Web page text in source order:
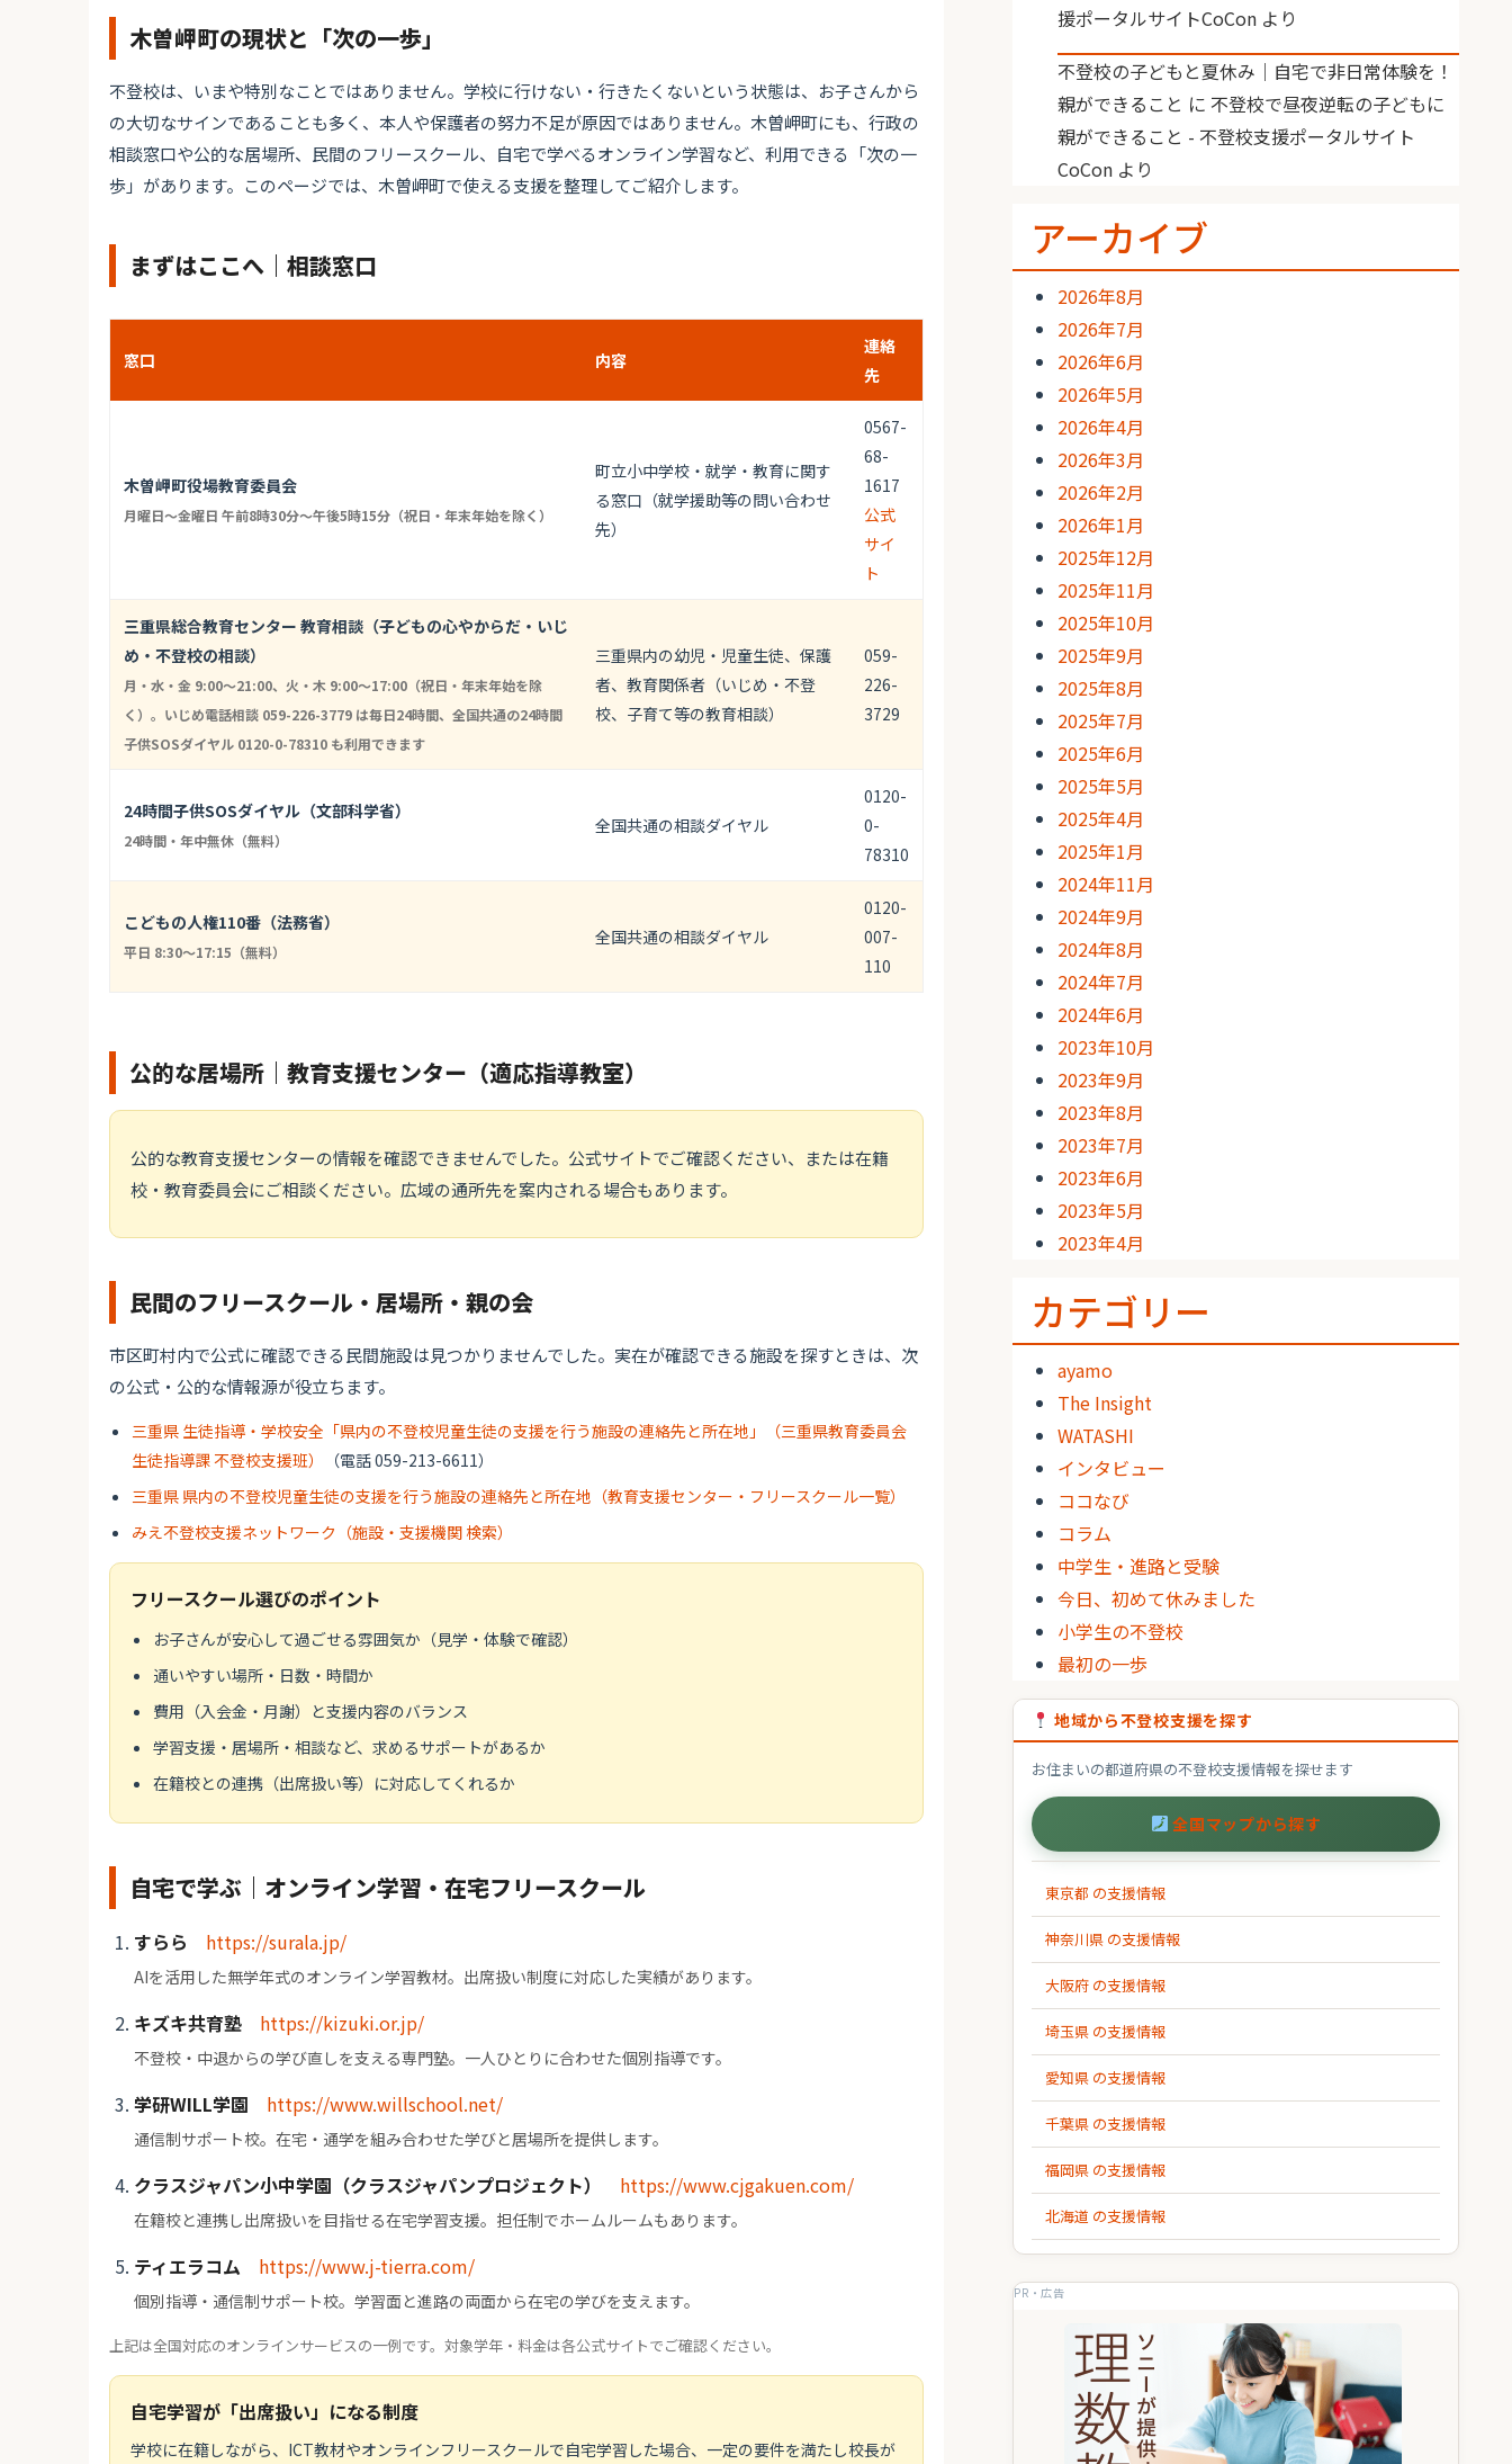
木曽岬町の現状と「次の一歩」
不登校は、いまや特別なことではありません。学校に行けない・行きたくないという状態は、お子さんから
の大切なサインであることも多く、本人や保護者の努力不足が原因ではありません。木曽岬町にも、行政の
相談窓口や公的な居場所、民間のフリースクール、自宅で学べるオンライン学習など、利用できる「次の一
歩」があります。このページでは、木曽岬町で使える支援を整理してご紹介します。
まずはここへ｜相談窓口
窓口 内容
連絡
先
木曽岬町役場教育委員会
月曜日～金曜日 午前8時30分～午後5時15分（祝日・年末年始を除く）
町立小中学校・就学・教育に関す
る窓口（就学援助等の問い合わせ
先）
0567-
68-
1617
公式
サイ
ト
三重県総合教育センター 教育相談（子どもの心やからだ・いじ
め・不登校の相談）
月・水・金 9:00〜21:00、火・木 9:00〜17:00（祝日・年末年始を除
く）。いじめ電話相談 059-226-3779 は毎日24時間、全国共通の24時間
子供SOSダイヤル 0120-0-78310 も利用できます
三重県内の幼児・児童生徒、保護
者、教育関係者（いじめ・不登
校、子育て等の教育相談）
059-
226-
3729
24時間子供SOSダイヤル（文部科学省）
24時間・年中無休（無料）
全国共通の相談ダイヤル
0120-
0-
78310
こどもの人権110番（法務省）
平日 8:30〜17:15（無料）
全国共通の相談ダイヤル
0120-
007-
110
公的な居場所｜教育支援センター（適応指導教室）
公的な教育支援センターの情報を確認できませんでした。公式サイトでご確認ください、または在籍
校・教育委員会にご相談ください。広域の通所先を案内される場合もあります。
民間のフリースクール・居場所・親の会
市区町村内で公式に確認できる民間施設は見つかりませんでした。実在が確認できる施設を探すときは、次
の公式・公的な情報源が役立ちます。
三重県 生徒指導・学校安全「県内の不登校児童生徒の支援を行う施設の連絡先と所在地」（三重県教育委員会
生徒指導課 不登校支援班）
（電話 059-213-6611）
三重県 県内の不登校児童生徒の支援を行う施設の連絡先と所在地（教育支援センター・フリースクール一覧）
みえ不登校支援ネットワーク（施設・支援機関 検索）
フリースクール選びのポイント
お子さんが安心して過ごせる雰囲気か（見学・体験で確認）
通いやすい場所・日数・時間か
費用（入会金・月謝）と支援内容のバランス
学習支援・居場所・相談など、求めるサポートがあるか
在籍校との連携（出席扱い等）に対応してくれるか
自宅で学ぶ｜オンライン学習・在宅フリースクール
すらら https://surala.jp/
AIを活用した無学年式のオンライン学習教材。出席扱い制度に対応した実績があります。
キズキ共育塾 https://kizuki.or.jp/
不登校・中退からの学び直しを支える専門塾。一人ひとりに合わせた個別指導です。
学研WILL学園 https://www.willschool.net/
通信制サポート校。在宅・通学を組み合わせた学びと居場所を提供します。
クラスジャパン小中学園（クラスジャパンプロジェクト） https://www.cjgakuen.com/
在籍校と連携し出席扱いを目指せる在宅学習支援。担任制でホームルームもあります。
ティエラコム https://www.j-tierra.com/
個別指導・通信制サポート校。学習面と進路の両面から在宅の学びを支えます。
上記は全国対応のオンラインサービスの一例です。対象学年・料金は各公式サイトでご確認ください。
自宅学習が「出席扱い」になる制度
学校に在籍しながら、ICT教材やオンラインフリースクールで自宅学習した場合、一定の要件を満たし校長が
援ポータルサイトCoCon より
不登校の子どもと夏休み｜自宅で非日常体験を！
親ができること に 不登校で昼夜逆転の子どもに
親ができること - 不登校支援ポータルサイト
CoCon より
アーカイブ
2026年8月
2026年7月
2026年6月
2026年5月
2026年4月
2026年3月
2026年2月
2026年1月
2025年12月
2025年11月
2025年10月
2025年9月
2025年8月
2025年7月
2025年6月
2025年5月
2025年4月
2025年1月
2024年11月
2024年9月
2024年8月
2024年7月
2024年6月
2023年10月
2023年9月
2023年8月
2023年7月
2023年6月
2023年5月
2023年4月
カテゴリー
ayamo
The Insight
WATASHI
インタビュー
ココなび
コラム
中学生・進路と受験
今日、初めて休みました
小学生の不登校
最初の一歩
地域から不登校支援を探す
お住まいの都道府県の不登校支援情報を探せます
全国マップから探す
東京都 の支援情報
神奈川県 の支援情報
大阪府 の支援情報
埼玉県 の支援情報
愛知県 の支援情報
千葉県 の支援情報
福岡県 の支援情報
北海道 の支援情報
PR・広告